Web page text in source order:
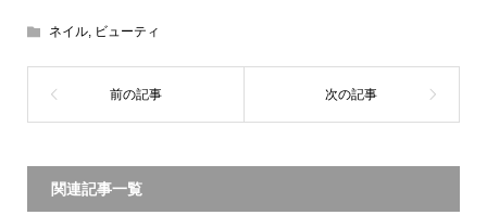
ネイル, ビューティ
関連記事一覧